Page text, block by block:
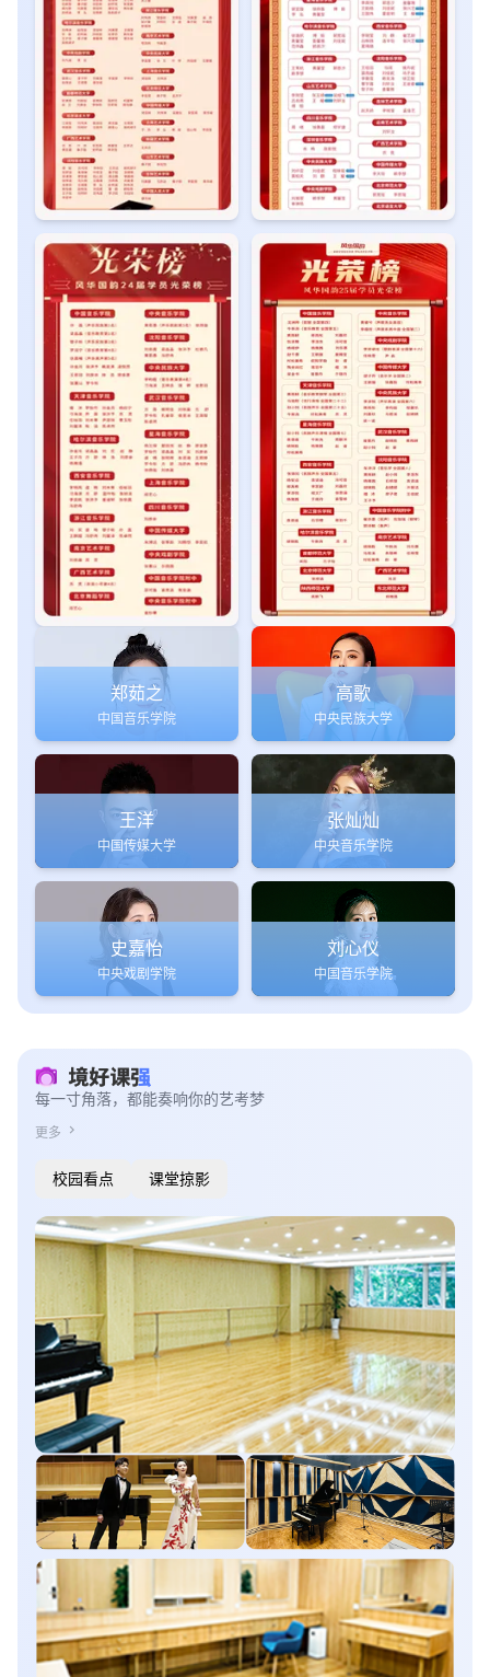
郑茹之
中国音乐学院
高歌
中央民族大学
王洋
中国传媒大学
张灿灿
中央音乐学院
史嘉怡
中央戏剧学院
刘心仪
中国音乐学院
每一寸角落，都能奏响你的艺考梦
更多 chevron_right
校园看点 课堂掠影